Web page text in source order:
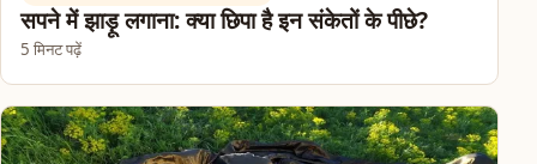
सपने में झाड़ू लगाना: क्या छिपा है इन संकेतों के पीछे?
5 मिनट पढ़ें